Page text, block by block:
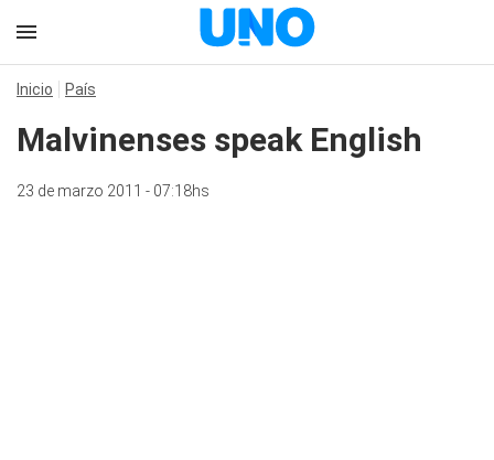
Inicio País
Malvinenses speak English
23 de marzo 2011 - 07:18hs